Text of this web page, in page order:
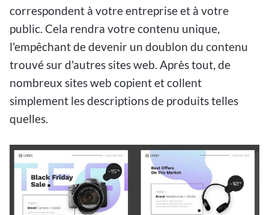
correspondent à votre entreprise et à votre
public. Cela rendra votre contenu unique,
l'empêchant de devenir un doublon du contenu
trouvé sur d'autres sites web. Après tout, de
nombreux sites web copient et collent
simplement les descriptions de produits telles
quelles.